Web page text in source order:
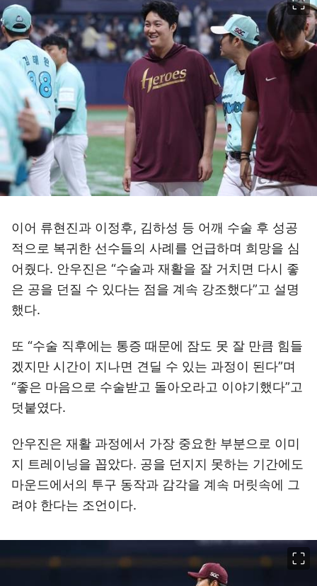
이어 류현진과 이정후, 김하성 등 어깨 수술 후 성공
적으로 복귀한 선수들의 사례를 언급하며 희망을 심
어줬다. 안우진은 “수술과 재활을 잘 거치면 다시 좋
은 공을 던질 수 있다는 점을 계속 강조했다”고 설명
했다.
또 “수술 직후에는 통증 때문에 잠도 못 잘 만큼 힘들
겠지만 시간이 지나면 견딜 수 있는 과정이 된다”며
“좋은 마음으로 수술받고 돌아오라고 이야기했다”고
덧붙였다.
안우진은 재활 과정에서 가장 중요한 부분으로 이미
지 트레이닝을 꼽았다. 공을 던지지 못하는 기간에도
마운드에서의 투구 동작과 감각을 계속 머릿속에 그
려야 한다는 조언이다.